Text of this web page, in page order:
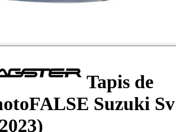
Tapis de
Suzuki Sv